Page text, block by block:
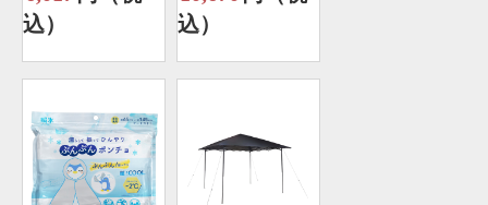
込）
込）